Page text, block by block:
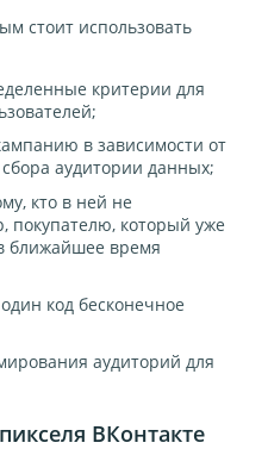
стоит использовать
критерии для
в зависимости от
аудитории данных;
кто в ней не
покупателю, который уже
ближайшее время
код бесконечное
аудиторий для
ВКонтакте